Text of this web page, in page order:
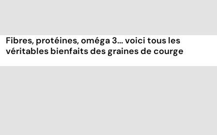
Fibres, protéines, oméga 3... voici tous les
véritables bienfaits des graines de courge